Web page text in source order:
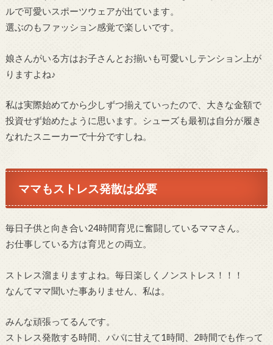
ルで可愛いスポーツウェアが出ています。
選ぶのもファッション感覚で楽しいです。
娘さんがいる方はお子さんとお揃いも可愛いしテンション上が
りますよね♪
私は実際始めてから少しずつ揃えていったので、大きな金額で
投資せず始めたように思います。シューズも最初は自分が履き
なれたスニーカーで十分ですしね。
ママもストレス発散は必要
毎日子供と向き合い24時間育児に奮闘しているママさん。
お仕事している方は育児との両立。
ストレス溜まりますよね。毎日楽しくノンストレス！！！
なんてママ聞いた事ありません、私は。
みんな頑張ってるんです。
ストレス発散する時間、パパに甘えて1時間、2時間でも作って